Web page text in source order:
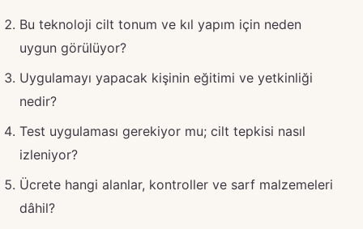
Bu teknoloji cilt tonum ve kıl yapım için neden
uygun görülüyor?
Uygulamayı yapacak kişinin eğitimi ve yetkinliği
nedir?
Test uygulaması gerekiyor mu; cilt tepkisi nasıl
izleniyor?
Ücrete hangi alanlar, kontroller ve sarf malzemeleri
dâhil?